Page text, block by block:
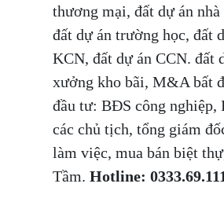
thương mại, đất dự án
đất dự án trường học, đất
KCN, đất dự án CCN. đất
xưởng kho bãi, M&A bất
đầu tư: BĐS công nghiệp,
các chủ tịch, tổng giám
làm việc, mua bán biệt
Tầm. Hotline: